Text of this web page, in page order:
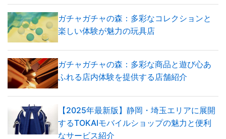
ガチャガチャの森：多彩なコレクションと
楽しい体験が魅力の玩具店
ガチャガチャの森：多彩な商品と遊び心あ
ふれる店内体験を提供する店舗紹介
【2025年最新版】静岡・埼玉エリアに展開
するTOKAIモバイルショップの魅力と便利
なサービス紹介